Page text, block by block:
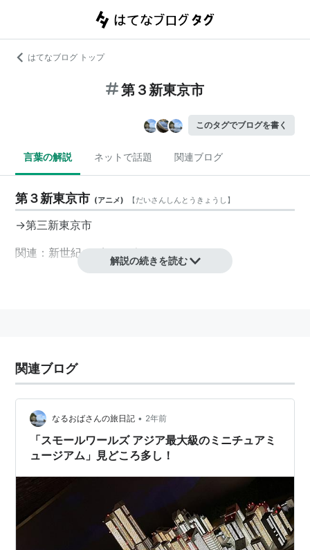
はてなブログ トップ
第３新東京市
このタグでブログを書く
言葉の解説 ネットで話題 関連ブログ
第３新東京市 (アニメ) 【だいさんしんとうきょうし 】
→第三新東京市
関連：新世紀エヴァンゲリオン
解説の続きを読む
関連ブログ
なるおばさんの旅日記 • 2年前
「スモールワールズ アジア最大級のミニチュアミ
ュージアム」見どころ多し！